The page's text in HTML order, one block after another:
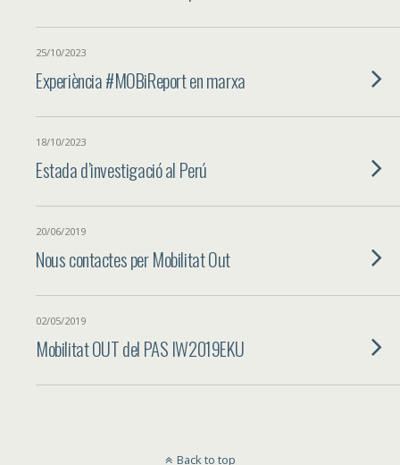
25/10/2023
Experiència #MOBiReport en marxa
18/10/2023
Estada d’investigació al Perú
20/06/2019
Nous contactes per Mobilitat Out
02/05/2019
Mobilitat OUT del PAS IW2019EKU
Back to top